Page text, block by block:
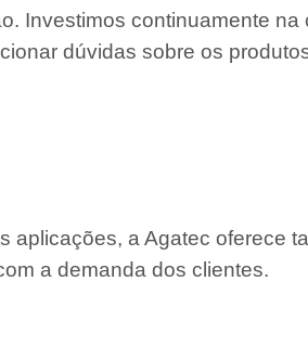
Investimos continuamente na
dúvidas sobre os
aplicações, a Agatec oferece
a demanda dos clientes.